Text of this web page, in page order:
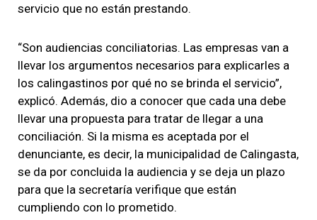
servicio que no están prestando.
“Son audiencias conciliatorias. Las empresas van a
llevar los argumentos necesarios para explicarles a
los calingastinos por qué no se brinda el servicio”,
explicó. Además, dio a conocer que cada una debe
llevar una propuesta para tratar de llegar a una
conciliación. Si la misma es aceptada por el
denunciante, es decir, la municipalidad de Calingasta,
se da por concluida la audiencia y se deja un plazo
para que la secretaría verifique que están
cumpliendo con lo prometido.